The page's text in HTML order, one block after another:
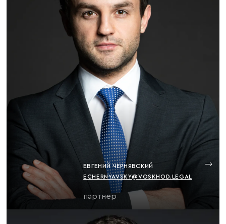
ЕВГЕНИЙ ЧЕРНЯВСКИЙ
ECHERNYAVSKY@VOSKHOD.LEGAL
партнер